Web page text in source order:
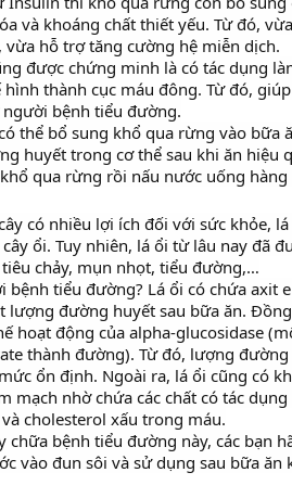
và khoáng chất thiết yếu. Từ đó,
hỗ trợ tăng cường hệ miễn dịch.
được chứng minh là có tác dụng
thành cục máu đông. Từ đó,
bệnh tiểu đường.
thể bổ sung khổ qua rừng vào bữa
huyết trong cơ thể sau khi ăn hiệu
qua rừng rồi nấu nước uống hàng
có nhiều lợi ích đối với sức khỏe,
ổi. Tuy nhiên, lá ổi từ lâu nay đã
chảy, mụn nhọt, tiểu đường,…
bệnh tiểu đường? Lá ổi có chứa axit
lượng đường huyết sau bữa ăn.
hoạt động của alpha-glucosidase
thành đường). Từ đó, lượng
ổn định. Ngoài ra, lá ổi cũng có
mạch nhờ chứa các chất có tác
cholesterol xấu trong máu.
chữa bệnh tiểu đường này, các bạn
vào đun sôi và sử dụng sau bữa ăn